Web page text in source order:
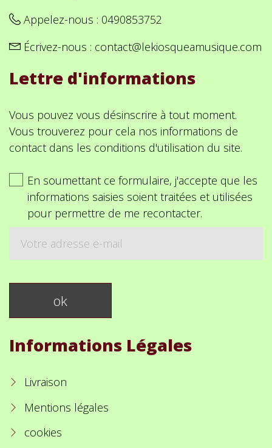
Appelez-nous : 0490853752
Écrivez-nous : contact@lekiosqueamusique.com
Lettre d'informations
Vous pouvez vous désinscrire à tout moment.
Vous trouverez pour cela nos informations de
contact dans les conditions d'utilisation du site.
En soumettant ce formulaire, j'accepte que les
informations saisies soient traitées et utilisées
pour permettre de me recontacter.
Informations Légales
Livraison
Mentions légales
cookies